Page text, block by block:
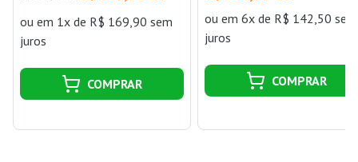
ou em 1x de R$ 169,90 sem
juros
COMPRAR
ouem 6x de R$ 142,50 sem
juros
COMPRAR